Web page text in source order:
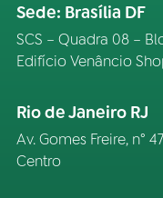
Sede: Brasília DF
SCS – Quadra 08 –
Edifício Venâncio
Rio de Janeiro RJ
Av. Gomes Freire, n°
Centro